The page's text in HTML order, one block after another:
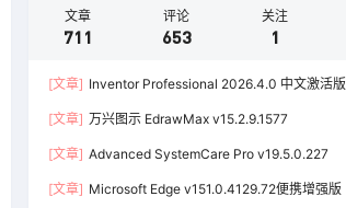
文章
711
评论
653
关注
1
[文章] Inventor Professional 2026.4.0 中文激活版
[文章] 万兴图示 EdrawMax v15.2.9.1577
[文章] Advanced SystemCare Pro v19.5.0.227
[文章] Microsoft Edge v151.0.4129.72便携增强版